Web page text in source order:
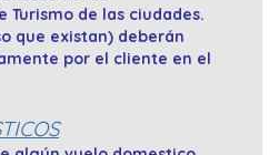
Turismo de las ciudades.
que existan) deberán
por el cliente en el